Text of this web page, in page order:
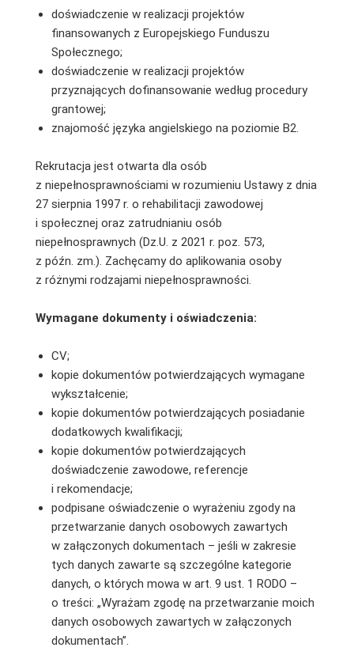
doświadczenie w realizacji projektów
finansowanych z Europejskiego Funduszu
Społecznego;
doświadczenie w realizacji projektów
przyznających dofinansowanie według procedury
grantowej;
znajomość języka angielskiego na poziomie B2.
Rekrutacja jest otwarta dla osób
z niepełnosprawnościami w rozumieniu Ustawy z dnia
27 sierpnia 1997 r. o rehabilitacji zawodowej
i społecznej oraz zatrudnianiu osób
niepełnosprawnych (Dz.U. z 2021 r. poz. 573,
z późn. zm.). Zachęcamy do aplikowania osoby
z różnymi rodzajami niepełnosprawności.
Wymagane dokumenty i oświadczenia:
CV;
kopie dokumentów potwierdzających wymagane
wykształcenie;
kopie dokumentów potwierdzających posiadanie
dodatkowych kwalifikacji;
kopie dokumentów potwierdzających
doświadczenie zawodowe, referencje
i rekomendacje;
podpisane oświadczenie o wyrażeniu zgody na
przetwarzanie danych osobowych zawartych
w załączonych dokumentach – jeśli w zakresie
tych danych zawarte są szczególne kategorie
danych, o których mowa w art. 9 ust. 1 RODO –
o treści: „Wyrażam zgodę na przetwarzanie moich
danych osobowych zawartych w załączonych
dokumentach”.